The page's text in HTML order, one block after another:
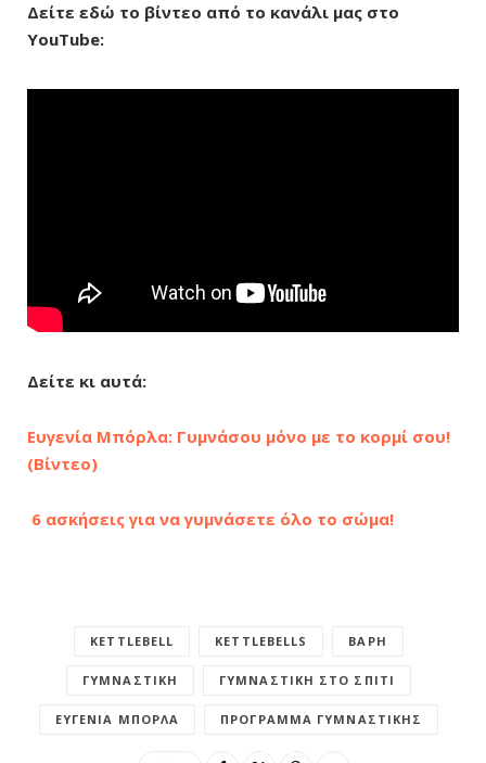
Δείτε εδώ το βίντεο από το κανάλι μας στο
YouTube:
Δείτε κι αυτά:
Ευγενία Μπόρλα: Γυμνάσου μόνο με το κορμί σου!
(Βίντεο)
6 ασκήσεις για να γυμνάσετε όλο το σώμα!
KETTLEBELL KETTLEBELLS ΒΆΡΗ
ΓΥΜΝΑΣΤΙΚΉ ΓΥΜΝΑΣΤΙΚΉ ΣΤΟ ΣΠΊΤΙ
ΕΥΓΕΝΊΑ ΜΠΌΡΛΑ ΠΡΌΓΡΑΜΜΑ ΓΥΜΝΑΣΤΙΚΉΣ